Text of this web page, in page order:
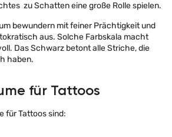
zu Schatten eine große Rolle spielen.
bewundern mit feiner Prächtigkeit und
aus. Solche Farbskala macht
Das Schwarz betont alle Striche, die
haben.
für Tattoos
für Tattoos sind: